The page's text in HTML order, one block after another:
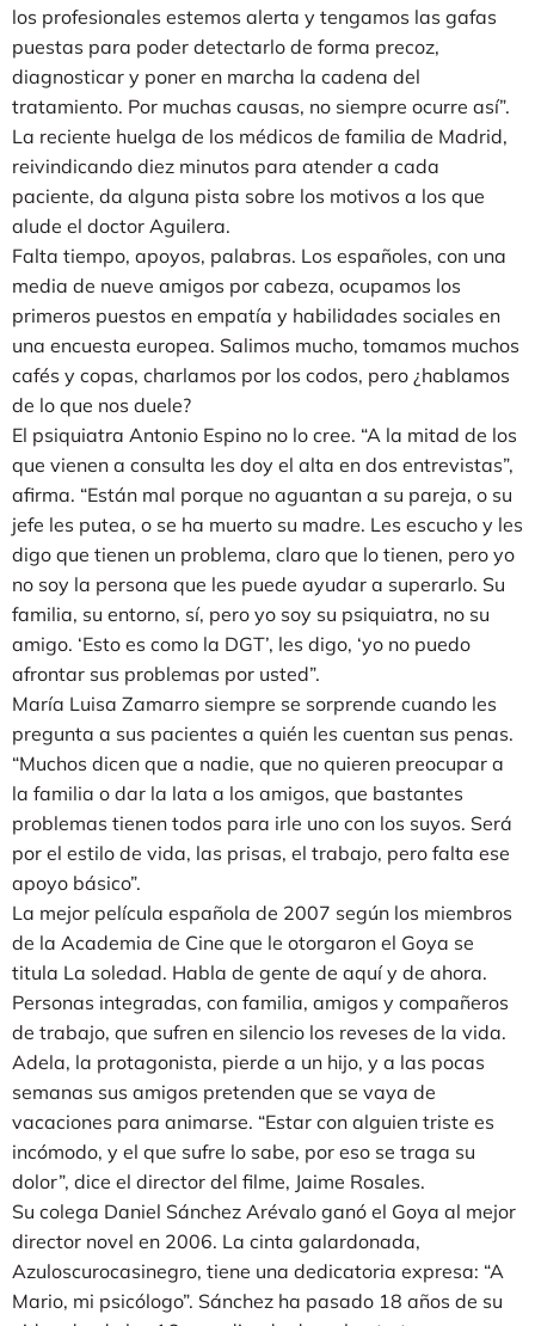
los profesionales estemos alerta y tengamos las gafas
puestas para poder detectarlo de forma precoz,
diagnosticar y poner en marcha la cadena del
tratamiento. Por muchas causas, no siempre ocurre así”.
La reciente huelga de los médicos de familia de Madrid,
reivindicando diez minutos para atender a cada
paciente, da alguna pista sobre los motivos a los que
alude el doctor Aguilera.
Falta tiempo, apoyos, palabras. Los españoles, con una
media de nueve amigos por cabeza, ocupamos los
primeros puestos en empatía y habilidades sociales en
una encuesta europea. Salimos mucho, tomamos muchos
cafés y copas, charlamos por los codos, pero ¿hablamos
de lo que nos duele?
El psiquiatra Antonio Espino no lo cree. “A la mitad de los
que vienen a consulta les doy el alta en dos entrevistas”,
afirma. “Están mal porque no aguantan a su pareja, o su
jefe les putea, o se ha muerto su madre. Les escucho y les
digo que tienen un problema, claro que lo tienen, pero yo
no soy la persona que les puede ayudar a superarlo. Su
familia, su entorno, sí, pero yo soy su psiquiatra, no su
amigo. ‘Esto es como la DGT’, les digo, ‘yo no puedo
afrontar sus problemas por usted”.
María Luisa Zamarro siempre se sorprende cuando les
pregunta a sus pacientes a quién les cuentan sus penas.
“Muchos dicen que a nadie, que no quieren preocupar a
la familia o dar la lata a los amigos, que bastantes
problemas tienen todos para irle uno con los suyos. Será
por el estilo de vida, las prisas, el trabajo, pero falta ese
apoyo básico”.
La mejor película española de 2007 según los miembros
de la Academia de Cine que le otorgaron el Goya se
titula La soledad. Habla de gente de aquí y de ahora.
Personas integradas, con familia, amigos y compañeros
de trabajo, que sufren en silencio los reveses de la vida.
Adela, la protagonista, pierde a un hijo, y a las pocas
semanas sus amigos pretenden que se vaya de
vacaciones para animarse. “Estar con alguien triste es
incómodo, y el que sufre lo sabe, por eso se traga su
dolor”, dice el director del filme, Jaime Rosales.
Su colega Daniel Sánchez Arévalo ganó el Goya al mejor
director novel en 2006. La cinta galardonada,
Azuloscurocasinegro, tiene una dedicatoria expresa: “A
Mario, mi psicólogo”. Sánchez ha pasado 18 años de su